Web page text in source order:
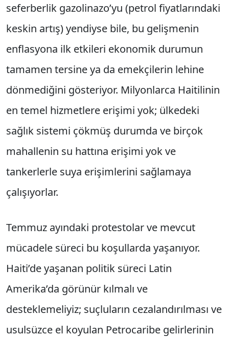
seferberlik gazolinazo’yu (petrol fiyatlarındaki
keskin artış) yendiyse bile, bu gelişmenin
enflasyona ilk etkileri ekonomik durumun
tamamen tersine ya da emekçilerin lehine
dönmediğini gösteriyor. Milyonlarca Haitilinin
en temel hizmetlere erişimi yok; ülkedeki
sağlık sistemi çökmüş durumda ve birçok
mahallenin su hattına erişimi yok ve
tankerlerle suya erişimlerini sağlamaya
çalışıyorlar.
Temmuz ayındaki protestolar ve mevcut
mücadele süreci bu koşullarda yaşanıyor.
Haiti’de yaşanan politik süreci Latin
Amerika’da görünür kılmalı ve
desteklemeliyiz; suçluların cezalandırılması ve
usulsüzce el koyulan Petrocaribe gelirlerinin